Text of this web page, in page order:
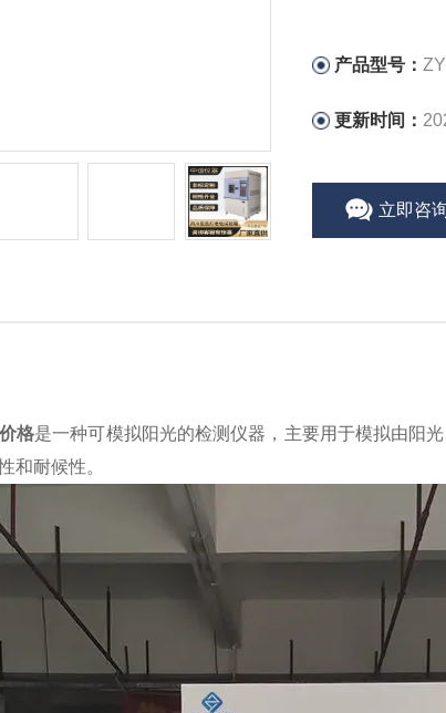
产品型号：
更新时间：
立即咨
格是一种可模拟阳光的检测仪器，主要用于模拟由阳
和耐候性。